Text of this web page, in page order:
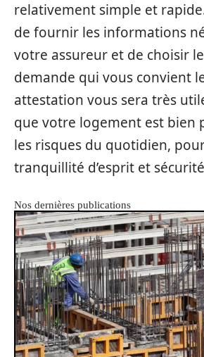
relativement simple et
de fournir les informations
votre assureur et de choisir
demande qui vous convient
attestation vous sera très
que votre logement est bien
les risques du quotidien,
tranquillité d’esprit et
Nos dernières publications